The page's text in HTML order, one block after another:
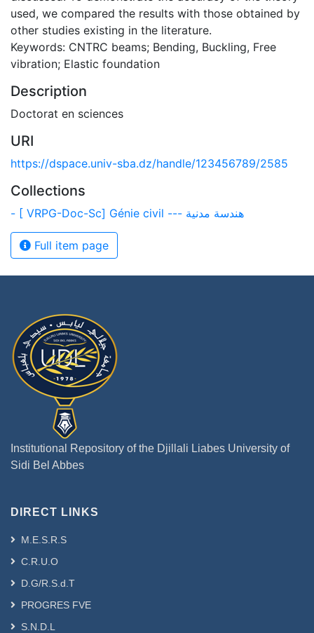
used, we compared the results with those obtained by
other studies existing in the literature.
Keywords: CNTRC beams; Bending, Buckling, Free
vibration; Elastic foundation
Description
Doctorat en sciences
URI
https://dspace.univ-sba.dz/handle/123456789/2585
Collections
- [ VRPG-Doc-Sc] Génie civil --- هندسة مدنية
Full item page
Institutional Repository of the Djillali Liabes University of
Sidi Bel Abbes
DIRECT LINKS
M.E.S.R.S
C.R.U.O
D.G/R.S.d.T
PROGRES FVE
S.N.D.L